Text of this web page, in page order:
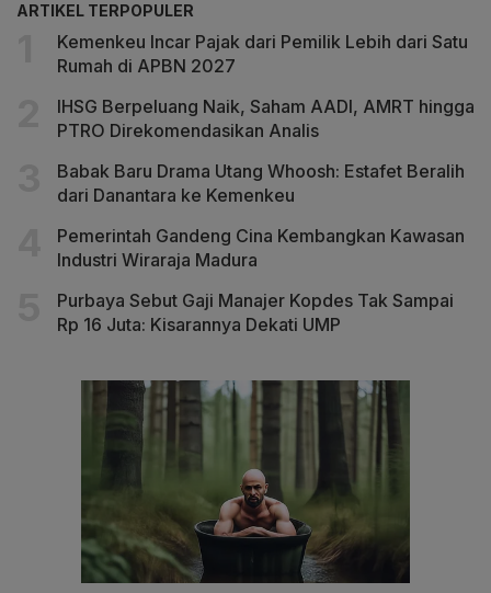
ARTIKEL TERPOPULER
Kemenkeu Incar Pajak dari Pemilik Lebih dari Satu
Rumah di APBN 2027
IHSG Berpeluang Naik, Saham AADI, AMRT hingga
PTRO Direkomendasikan Analis
Babak Baru Drama Utang Whoosh: Estafet Beralih
dari Danantara ke Kemenkeu
Pemerintah Gandeng Cina Kembangkan Kawasan
Industri Wiraraja Madura
Purbaya Sebut Gaji Manajer Kopdes Tak Sampai
Rp 16 Juta: Kisarannya Dekati UMP